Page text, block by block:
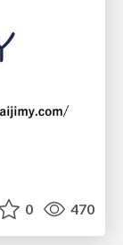
0 470